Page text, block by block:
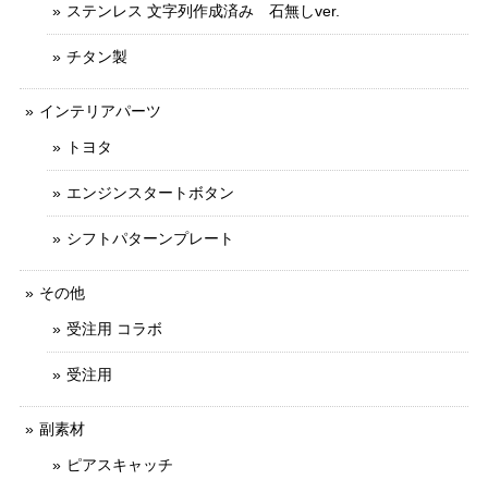
ステンレス 文字列作成済み 石無しver.
チタン製
インテリアパーツ
トヨタ
エンジンスタートボタン
シフトパターンプレート
その他
受注用 コラボ
受注用
副素材
ピアスキャッチ